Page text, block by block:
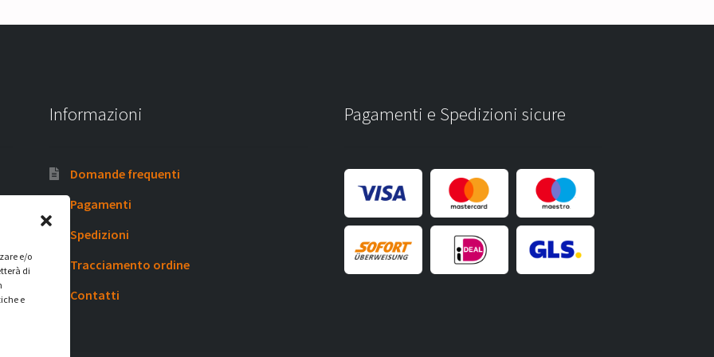
e/o
di
e
Informazioni
Domande frequenti
Pagamenti
Spedizioni
Tracciamento ordine
Contatti
Pagamenti e Spedizioni sicure